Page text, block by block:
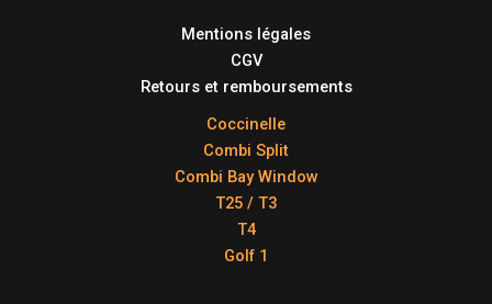
Mentions légales
CGV
Retours et remboursements
Coccinelle
Combi Split
Combi Bay Window
T25 / T3
T4
Golf 1